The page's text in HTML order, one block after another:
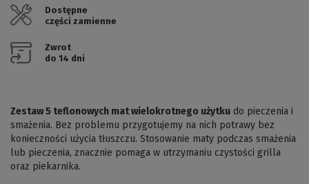
Dostępne
części zamienne
Zwrot
do 14 dni
Zestaw 5 teflonowych mat wielokrotnego użytku do pieczenia i
smażenia. Bez problemu przygotujemy na nich potrawy bez
konieczności użycia tłuszczu. Stosowanie maty podczas smażenia
lub pieczenia, znacznie pomaga w utrzymaniu czystości grilla
oraz piekarnika.